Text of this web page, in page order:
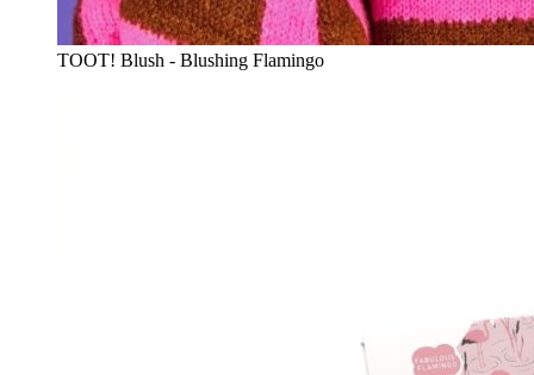
TOOT! Blush - Blushing Flamingo